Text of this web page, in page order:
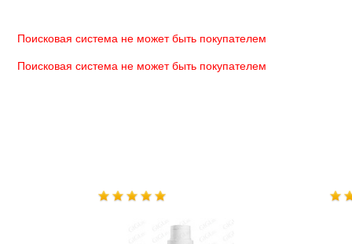
Поисковая система не может быть покупателем
Поисковая система не может быть покупателем